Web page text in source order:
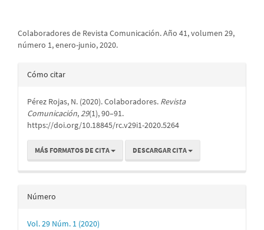
Colaboradores de Revista Comunicación. Año 41, volumen 29,
número 1, enero-junio, 2020.
Detalles
artículo
Cómo citar
Pérez Rojas, N. (2020). Colaboradores. Revista
Comunicación,29(1), 90–91.
https://doi.org/10.18845/rc.v29i1-2020.5264
MÁS FORMATOS DE CITA DESCARGAR CITA
Número
Vol. 29 Núm. 1 (2020)